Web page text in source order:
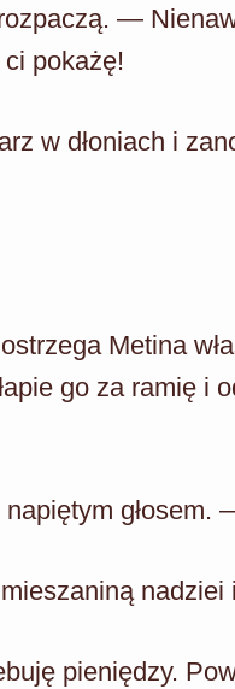
—
pokażę!
w dłoniach i
Metina
go za ramię i
głosem.
nadziei
pieniędzy.